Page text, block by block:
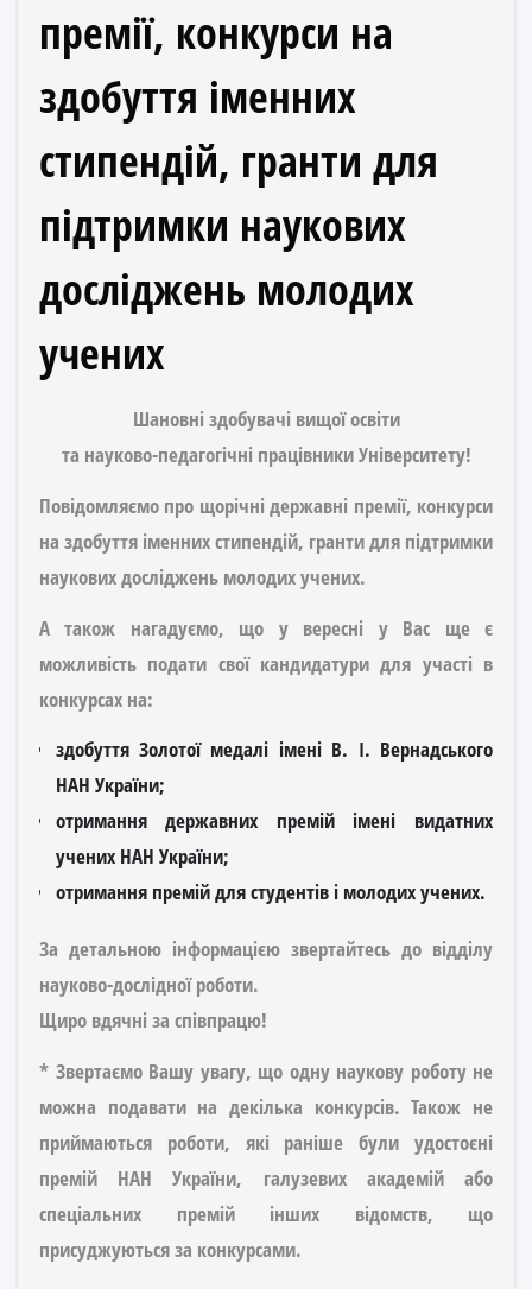
премії, конкурси на
здобуття іменних
стипендій, гранти для
підтримки наукових
досліджень молодих
учених
Шановні здобувачі вищої освіти
та науково-педагогічні працівники Університету!
Повідомляємо про щорічні державні премії, конкурси
на здобуття іменних стипендій, гранти для підтримки
наукових досліджень молодих учених.
А також нагадуємо, що у вересні у Вас ще є
можливість подати свої кандидатури для участі в
конкурсах на:
здобуття Золотої медалі імені В. І. Вернадського
НАН України;
отримання державних премій імені видатних
учених НАН України;
отримання премій для студентів і молодих учених.
За детальною інформацією звертайтесь до відділу
науково-дослідної роботи.
Щиро вдячні за співпрацю!
* Звертаємо Вашу увагу, що одну наукову роботу не
можна подавати на декілька конкурсів. Також не
приймаються роботи, які раніше були удостоєні
премій НАН України, галузевих академій або
спеціальних премій інших відомств, що
присуджуються за конкурсами.